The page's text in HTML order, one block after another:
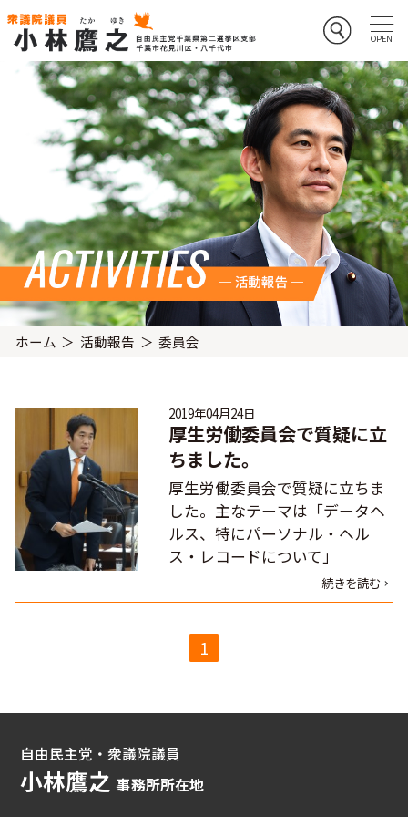
ホーム 活動報告 委員会
2019年04月24日
厚生労働委員会で質疑に立
ちました。
厚生労働委員会で質疑に立ちま
した。主なテーマは「データヘ
ルス、特にパーソナル・ヘル
ス・レコードについて」
続きを読む
1
自由民主党・衆議院議員
小林鷹之事務所所在地